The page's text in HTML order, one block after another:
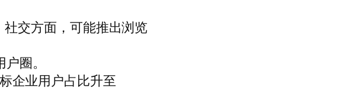
交方面，可能推出浏览
圈。
企业用户占比升至